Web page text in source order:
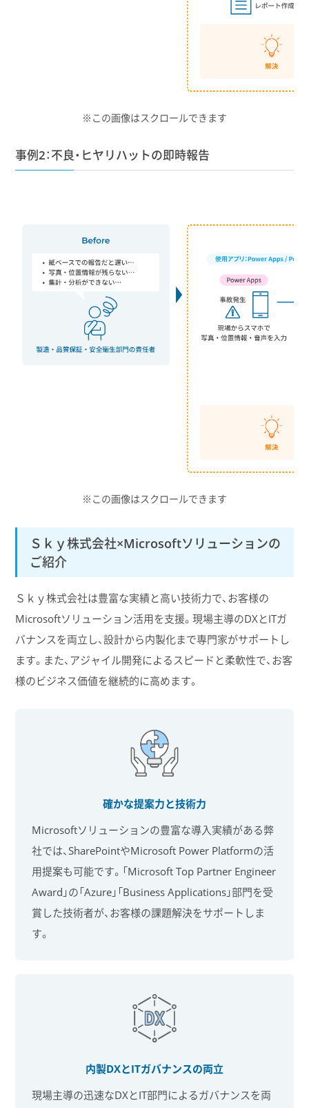
※この画像はスクロールできます
事例2：不良・ヒヤリハットの即時報告
※この画像はスクロールできます
Ｓｋｙ株式会社×Microsoftソリューションの
ご紹介
Ｓｋｙ株式会社は豊富な実績と高い技術力で、お客様の
Microsoftソリューション活用を支援。現場主導のDXとITガ
バナンスを両立し、設計から内製化まで専門家がサポートし
ます。また、アジャイル開発によるスピードと柔軟性で、お客
様のビジネス価値を継続的に高めます。
確かな提案力と技術力
Microsoftソリューションの豊富な導入実績がある弊
社では、SharePointやMicrosoft Power Platformの活
用提案も可能です。「Microsoft Top Partner Engineer
Award」の「Azure」「Business Applications」部門を受
賞した技術者が、お客様の課題解決をサポートしま
す。
内製DXとITガバナンスの両立
現場主導の迅速なDXとIT部門によるガバナンスを両